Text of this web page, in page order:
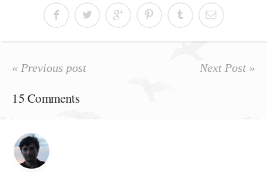
« Previous post Next Post »
15 Comments